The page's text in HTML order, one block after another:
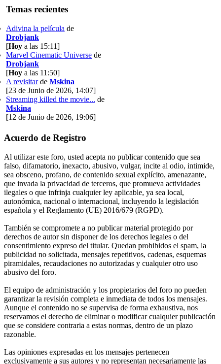
Temas recientes
Adivina la película de
Drobjank
[Hoy a las 15:11]
Marvel Cinematic Universe de
Drobjank
[Hoy a las 11:50]
A revisitarde Mskina
[23 de Junio de 2026, 14:07]
Streaming killed the movie... de
Mskina
[12 de Junio de 2026, 19:06]
Acuerdo de Registro
Al utilizar este foro, usted acepta no publicar contenido que sea
falso, difamatorio, inexacto, abusivo, vulgar, incite al odio, intimide,
sea obsceno, profano, de contenido sexual explícito, amenazante,
que invada la privacidad de terceros, que promueva actividades
ilegales o que infrinja cualquier ley aplicable, ya sea local,
autonómica, nacional o internacional, incluyendo la legislación
española y el Reglamento (UE) 2016/679 (RGPD).
También se compromete a no publicar material protegido por
derechos de autor sin disponer de los derechos legales o del
consentimiento expreso del titular. Quedan prohibidos el spam, la
publicidad no solicitada, mensajes repetitivos, cadenas, esquemas
piramidales, recaudaciones no autorizadas y cualquier otro uso
abusivo del foro.
El equipo de administración y los propietarios del foro no pueden
garantizar la revisión completa e inmediata de todos los mensajes.
Aunque el contenido no se supervisa de forma exhaustiva, nos
reservamos el derecho de eliminar o modificar cualquier publicación
que se considere contraria a estas normas, dentro de un plazo
razonable.
Las opiniones expresadas en los mensajes pertenecen
exclusivamente a sus autores y no representan necesariamente las